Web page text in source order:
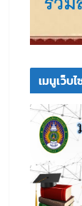
เมนูเว็บ